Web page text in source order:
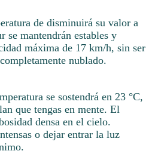
de disminuirá su valor a
se mantendrán estables y
máxima de 17 km/h, sin ser
nublado.
se sostendrá en 23 °C,
que tengas en mente. El
densa en el cielo.
o dejar entrar la luz